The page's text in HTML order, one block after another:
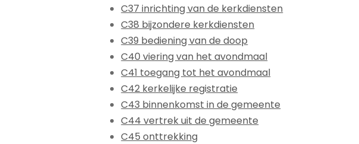
C37 inrichting van de kerkdiensten
C38 bijzondere kerkdiensten
C39 bediening van de doop
C40 viering van het avondmaal
C41 toegang tot het avondmaal
C42 kerkelijke registratie
C43 binnenkomst in de gemeente
C44 vertrek uit de gemeente
C45 onttrekking